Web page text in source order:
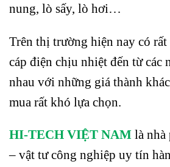
nung, lò sấy, lò hơi…
Trên thị trường hiện nay có
cáp điện chịu nhiệt đến từ các
nhau với những giá thành
mua rất khó lựa chọn.
HI-TECH VIỆT NAM là nhà
– vật tư công nghiệp uy tín